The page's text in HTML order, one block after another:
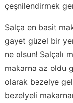
çeşnilendirmek
Salça en basit
gayet güzel bir
ne olsun! Salçalı
makarna az oldu
olarak bezelye
bezelyeli